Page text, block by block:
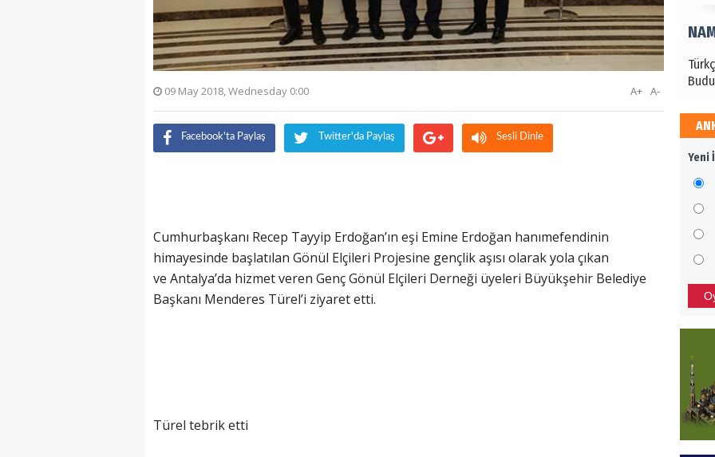
09 May 2018, Wednesday 0:00 A-
A+
Facebook'ta Paylaş Twitter'da Paylaş Sesli Dinle
Cumhurbaşkanı Recep Tayyip Erdoğan’ın eşi Emine Erdoğan hanımefendinin
himayesinde başlatılan Gönül Elçileri Projesine gençlik aşısı olarak yola çıkan
ve Antalya’da hizmet veren Genç Gönül Elçileri Derneği üyeleri Büyükşehir Belediye
Başkanı Menderes Türel’i ziyaret etti.
Türel tebrik etti
Yeni